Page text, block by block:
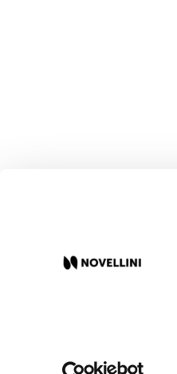
© 2023 Novellini Spa P.IVA IT